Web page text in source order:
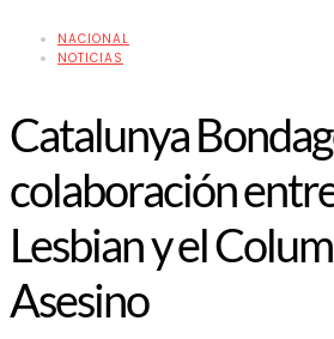
NACIONAL
NOTICIAS
Catalunya
colaboración
Lesbian y el
Asesino